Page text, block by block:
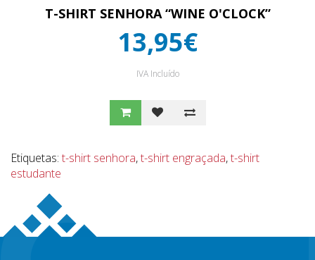
T-SHIRT SENHORA “WINE O'CLOCK”
13,95€
IVA Incluído
Etiquetas: t-shirt senhora,t-shirt engraçada,t-shirt
estudante